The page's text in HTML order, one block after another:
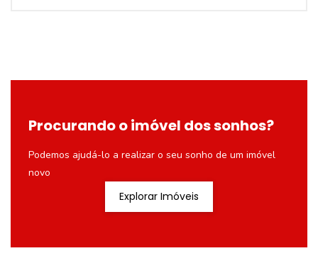
Procurando o imóvel dos sonhos?
Podemos ajudá-lo a realizar o seu sonho de um imóvel
novo
Explorar Imóveis